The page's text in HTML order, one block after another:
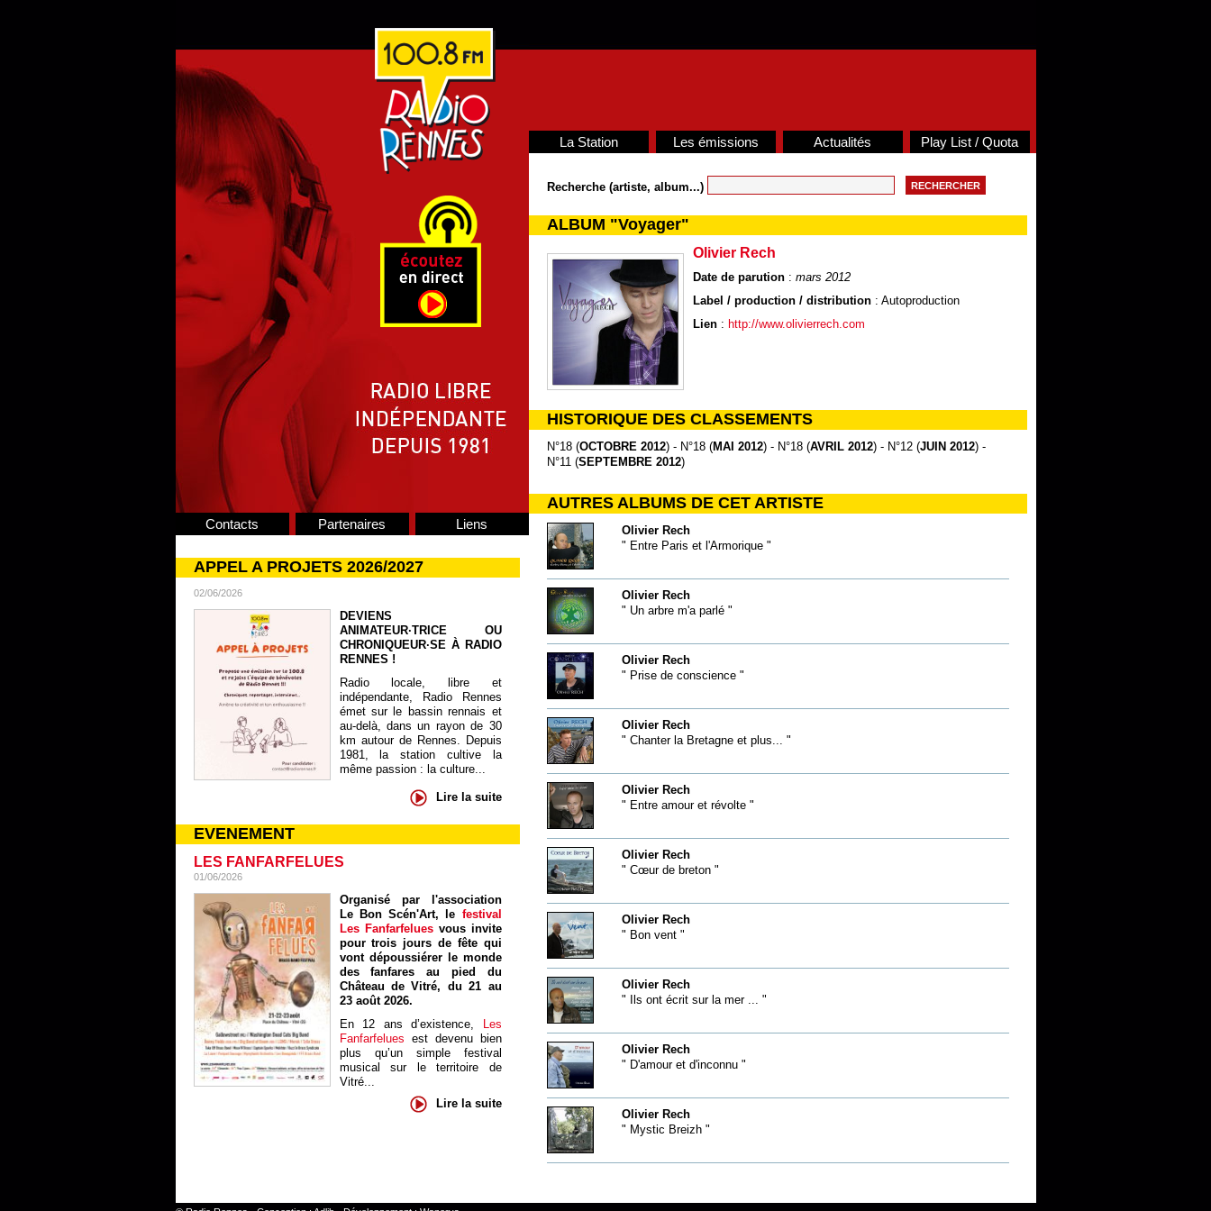
Contacts Partenaires Liens
APPEL A PROJETS 2026/2027
02/06/2026
DEVIENS
ANIMATEUR·TRICE OU
CHRONIQUEUR·SE À RADIO
RENNES !
Radio locale, libre et
indépendante, Radio Rennes
émet sur le bassin rennais et
au-delà, dans un rayon de 30
km autour de Rennes. Depuis
1981, la station cultive la
même passion : la culture...
Lire la suite
EVENEMENT
LES FANFARFELUES
01/06/2026
Organisé par l'association
Le Bon Scén'Art, le festival
Les Fanfarfelues vous invite
pour trois jours de fête qui
vont dépoussiérer le monde
des fanfares au pied du
Château de Vitré, du 21 au
23 août 2026.
En 12 ans d’existence, Les
Fanfarfelues est devenu bien
plus qu’un simple festival
musical sur le territoire de
Vitré...
Lire la suite
La Station Les émissions Actualités Play List / Quota
Recherche (artiste, album...)
ALBUM "Voyager"
Olivier Rech
Date de parution: mars 2012
Label / production / distribution: Autoproduction
Lien: http://www.olivierrech.com
HISTORIQUE DES CLASSEMENTS
N°18 (OCTOBRE 2012) - N°18 (MAI 2012) - N°18 (AVRIL 2012) - N°12 (JUIN 2012) -
N°11 (SEPTEMBRE 2012)
AUTRES ALBUMS DE CET ARTISTE
Olivier Rech
" Entre Paris et l'Armorique "
Olivier Rech
" Un arbre m'a parlé "
Olivier Rech
" Prise de conscience "
Olivier Rech
" Chanter la Bretagne et plus... "
Olivier Rech
" Entre amour et révolte "
Olivier Rech
" Cœur de breton "
Olivier Rech
" Bon vent "
Olivier Rech
" Ils ont écrit sur la mer ... "
Olivier Rech
" D'amour et d'inconnu "
Olivier Rech
" Mystic Breizh "